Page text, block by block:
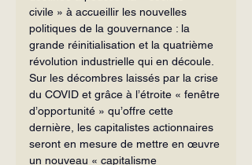
civile » à accueillir les nouvelles
politiques de la gouvernance : la
grande réinitialisation et la quatrième
révolution industrielle qui en découle.
Sur les décombres laissés par la crise
du COVID et grâce à l’étroite « fenêtre
d’opportunité » qu’offre cette
dernière, les capitalistes actionnaires
seront en mesure de mettre en œuvre
un nouveau « capitalisme